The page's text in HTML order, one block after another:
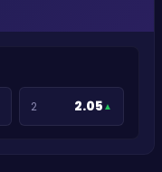
2 2.05 ▲